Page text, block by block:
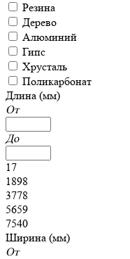
Резина
Дерево
Алюминий
Гипс
Хрусталь
Поликарбонат
Длина (мм)
От
До
17
1898
3778
5659
7540
Ширина (мм)
От